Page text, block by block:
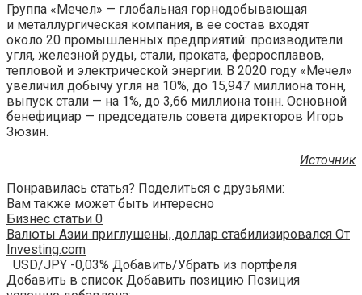
Группа «Мечел» — глобальная горнодобывающая
и металлургическая компания, в ее состав входят
около 20 промышленных предприятий: производители
угля, железной руды, стали, проката, ферросплавов,
тепловой и электрической энергии. В 2020 году «Мечел»
увеличил добычу угля на 10%, до 15,947 миллиона тонн,
выпуск стали — на 1%, до 3,66 миллиона тонн. Основной
бенефициар — председатель совета директоров Игорь
Зюзин.
Источник
Понравилась статья? Поделиться с друзьями:
Вам также может быть интересно
Бизнес статьи 0
Валюты Азии приглушены, доллар стабилизировался От
Investing.com
USD/JPY -0,03% Добавить/Убрать из портфеля
Добавить в список Добавить позицию Позиция